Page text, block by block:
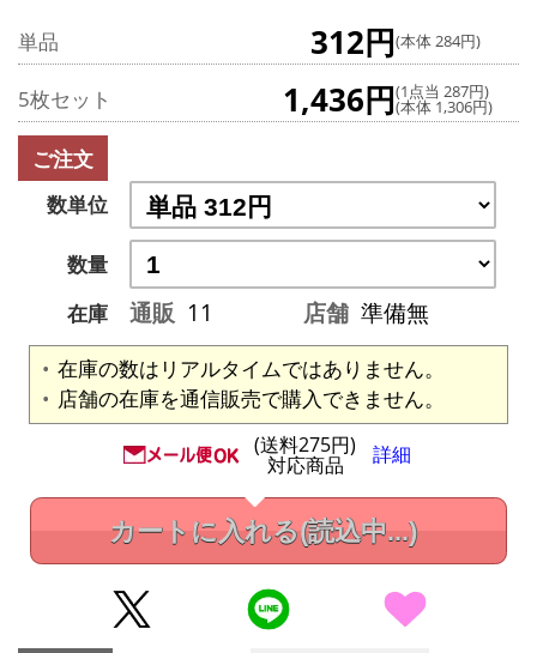
単品 312円(本体 284円)
5枚セット 1,436円(1点当 287円)
(本体 1,306円)
ご注文
数単位
数量
在庫
通販 11 店舗 準備無
在庫の数はリアルタイムではありません。
店舗の在庫を通信販売で購入できません。
(送料275円)
対応商品 詳細
カートに入れる(読込中...)